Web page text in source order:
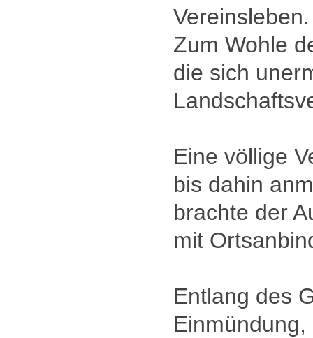
Vereinsleben.
Zum Wohle
die sich
Eine völlige
bis dahin
brachte der
mit
Entlang des